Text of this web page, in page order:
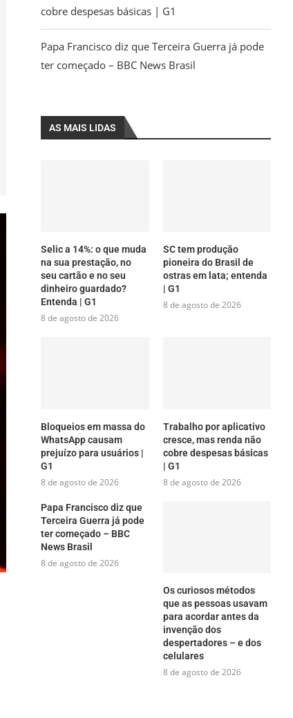
cobre despesas básicas | G1
Papa Francisco diz que Terceira Guerra já pode
ter começado – BBC News Brasil
AS MAIS LIDAS
Selic a 14%: o que muda
na sua prestação, no
seu cartão e no seu
dinheiro guardado?
Entenda | G1
8 de agosto de 2026
SC tem produção
pioneira do Brasil de
ostras em lata; entenda
| G1
8 de agosto de 2026
Bloqueios em massa do
WhatsApp causam
prejuízo para usuários |
G1
8 de agosto de 2026
Trabalho por aplicativo
cresce, mas renda não
cobre despesas básicas
| G1
8 de agosto de 2026
Papa Francisco diz que
Terceira Guerra já pode
ter começado – BBC
News Brasil
8 de agosto de 2026
Os curiosos métodos
que as pessoas usavam
para acordar antes da
invenção dos
despertadores – e dos
celulares
8 de agosto de 2026